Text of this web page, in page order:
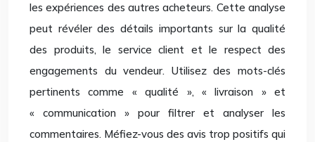
les expériences des autres acheteurs. Cette analyse
peut révéler des détails importants sur la qualité
des produits, le service client et le respect des
engagements du vendeur. Utilisez des mots-clés
pertinents comme « qualité », « livraison » et
« communication » pour filtrer et analyser les
commentaires. Méfiez-vous des avis trop positifs qui